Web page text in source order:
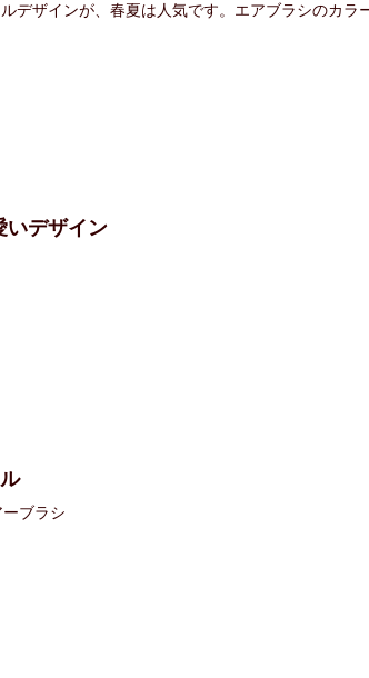
デザインが、春夏は人気です。エアブラシのカラ
いデザイン
ブラシ